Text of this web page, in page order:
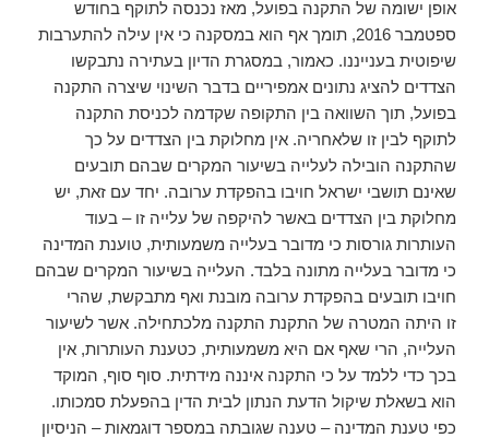
אופן ישומה של התקנה בפועל, מאז נכנסה לתוקף בחודש
ספטמבר 2016, תומך אף הוא במסקנה כי אין עילה להתערבות
שיפוטית בענייננו. כאמור, במסגרת הדיון בעתירה נתבקשו
הצדדים להציג נתונים אמפיריים בדבר השינוי שיצרה התקנה
בפועל, תוך השוואה בין התקופה שקדמה לכניסת התקנה
לתוקף לבין זו שלאחריה. אין מחלוקת בין הצדדים על כך
שהתקנה הובילה לעלייה בשיעור המקרים שבהם תובעים
שאינם תושבי ישראל חויבו בהפקדת ערובה. יחד עם זאת, יש
מחלוקת בין הצדדים באשר להיקפה של עלייה זו – בעוד
העותרות גורסות כי מדובר בעלייה משמעותית, טוענת המדינה
כי מדובר בעלייה מתונה בלבד. העלייה בשיעור המקרים שבהם
חויבו תובעים בהפקדת ערובה מובנת ואף מתבקשת, שהרי
זו היתה המטרה של התקנת התקנה מלכתחילה. אשר לשיעור
העלייה, הרי שאף אם היא משמעותית, כטענת העותרות, אין
בכך כדי ללמד על כי התקנה איננה מידתית. סוף סוף, המוקד
הוא בשאלת שיקול הדעת הנתון לבית הדין בהפעלת סמכותו.
כפי טענת המדינה – טענה שגובתה במספר דוגמאות – הניסיון